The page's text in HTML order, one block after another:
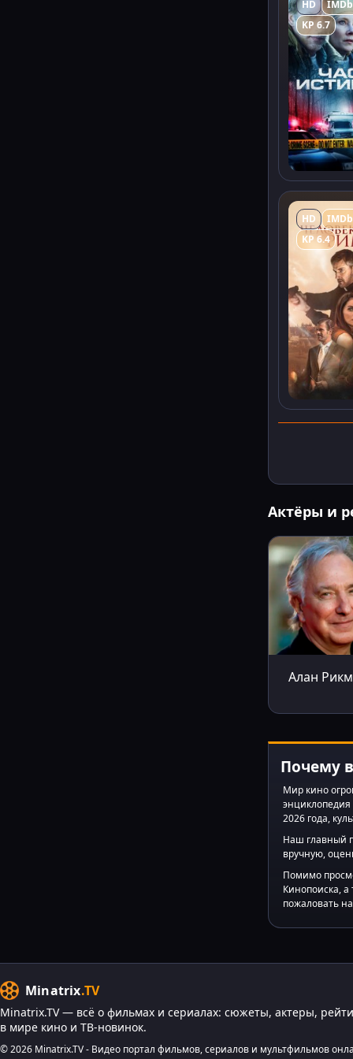
HD
KP 6.7
HD
KP 6.4
Актёры и
Алан
Почему
Мир кино
2026 года,
Наш главный
вручную,
Помимо
Кинопоиска,
пожаловать
Minatrix.TV
Minatrix.TV — всё о фильмах и сериалах: сюжеты, актеры,
в мире кино и ТВ-новинок.
© 2026 Minatrix.TV - Видео портал фильмов, сериалов и мультфильмов